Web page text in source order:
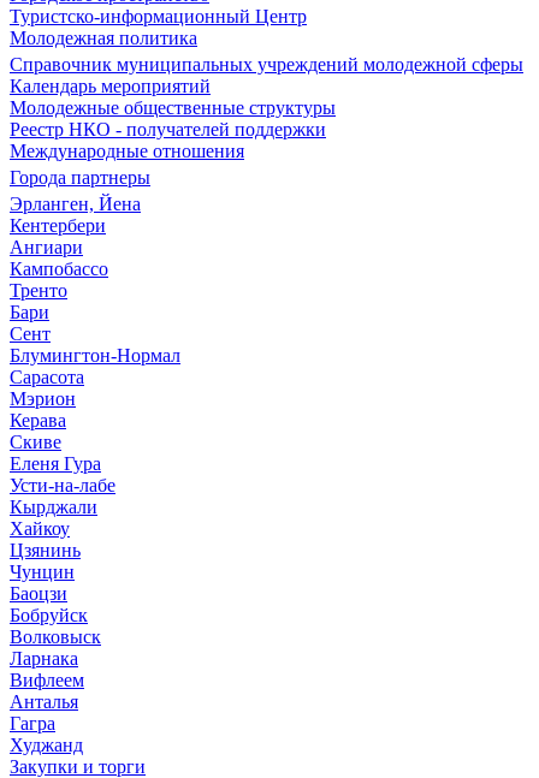
Туристско-информационный Центр
Молодежная политика
Справочник муниципальных учреждений молодежной сферы
Календарь мероприятий
Молодежные общественные структуры
Реестр НКО - получателей поддержки
Международные отношения
Города партнеры
Эрланген, Йена
Кентербери
Ангиари
Кампобассо
Тренто
Бари
Сент
Блумингтон-Нормал
Сарасота
Мэрион
Керава
Скиве
Еленя Гура
Усти-на-лабе
Кырджали
Хайкоу
Цзянинь
Чунцин
Баоцзи
Бобруйск
Волковыск
Ларнака
Вифлеем
Анталья
Гагра
Худжанд
Закупки и торги